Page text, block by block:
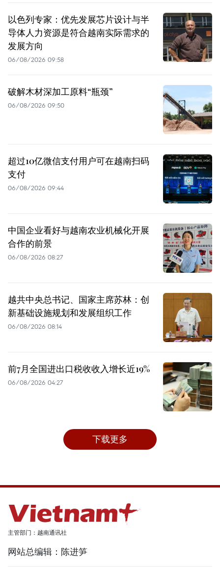
以色列专家：优先发展芯片设计与半
导体人力资源是符合越南实际需求的
发展方向
06/08/2026 09:58
破解木材深加工原料“瓶颈”
06/08/2026 09:50
超过10亿微信支付用户可在越南扫码
支付
06/08/2026 09:44
中国企业看好与越南农业机械化开展
合作的前景
06/08/2026 08:27
越共中央总书记、国家主席苏林：创
新基础设施规划和发展组织工作
06/08/2026 08:14
前7月全国进出口税收收入增长近19%
06/08/2026 04:27
下载更多
主管部门：越南通讯社
网站总编辑：陈进笋